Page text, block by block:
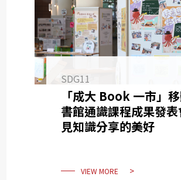
SDG11
「成大 Book 一市」
書館通識課程成果發
見知識分享的美好
VIEW MORE